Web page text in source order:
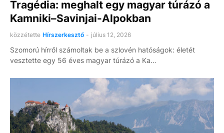
Tragédia: meghalt egy magyar túrázó a
Kamniki–Savinjai-Alpokban
közzétette Hírszerkesztő - július 12, 2026
Szomorú hírről számoltak be a szlovén hatóságok: életét
vesztette egy 56 éves magyar túrázó a Ka…